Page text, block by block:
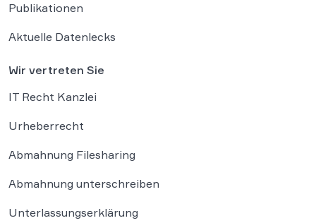
Publikationen
Aktuelle Datenlecks
Wir vertreten Sie
IT Recht Kanzlei
Urheberrecht
Abmahnung Filesharing
Abmahnung unterschreiben
Unterlassungserklärung